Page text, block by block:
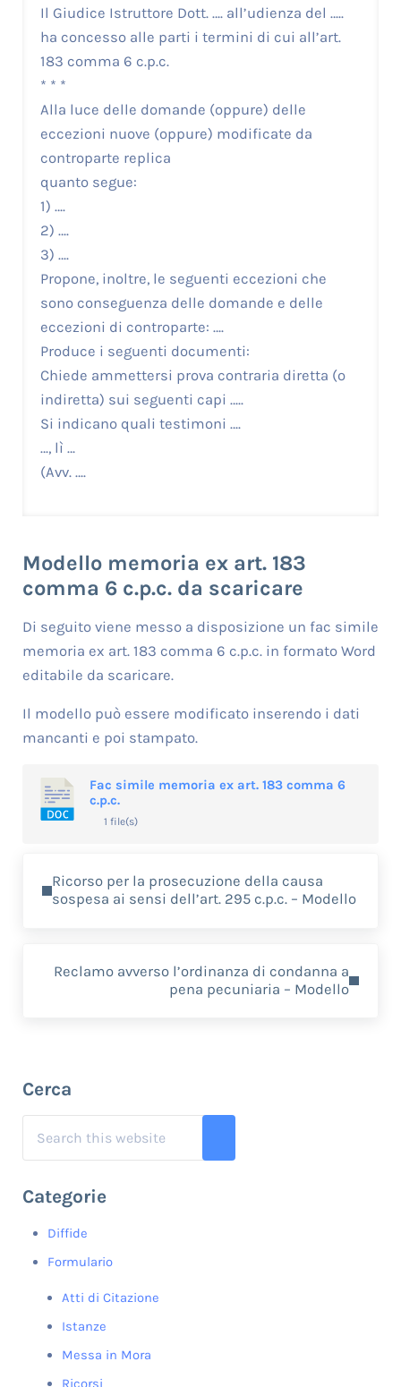
Il Giudice Istruttore Dott. …. all’udienza del …..
ha concesso alle parti i termini di cui all’art.
183 comma 6 c.p.c.
* * *
Alla luce delle domande (oppure) delle
eccezioni nuove (oppure) modificate da
controparte replica
quanto segue:
1) ….
2) ….
3) ….
Propone, inoltre, le seguenti eccezioni che
sono conseguenza delle domande e delle
eccezioni di controparte: ….
Produce i seguenti documenti:
Chiede ammettersi prova contraria diretta (o
indiretta) sui seguenti capi …..
Si indicano quali testimoni ….
…, lì …
(Avv. ….
Modello memoria ex art. 183
comma 6 c.p.c. da scaricare
Di seguito viene messo a disposizione un fac simile
memoria ex art. 183 comma 6 c.p.c. in formato Word
editabile da scaricare.
Il modello può essere modificato inserendo i dati
mancanti e poi stampato.
Fac simile memoria ex art. 183 comma 6
c.p.c.
1 file(s)
Ricorso per la prosecuzione della causa
sospesa ai sensi dell’art. 295 c.p.c. – Modello
Reclamo avverso l’ordinanza di condanna a
pena pecuniaria – Modello
Sidebar
Cerca
Categorie
Diffide
Formulario
Atti di Citazione
Istanze
Messa in Mora
Ricorsi